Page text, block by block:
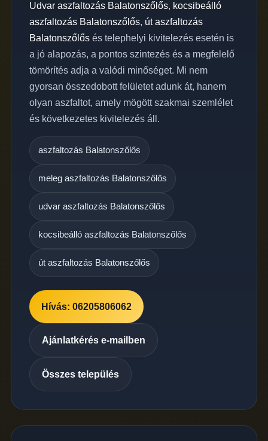
Udvar aszfaltozás Balatonszőlős, kocsibeálló
aszfaltozás Balatonszőlős, út aszfaltozás
Balatonszőlősés telephelyi kivitelezés esetén is
a jó alapozás, a pontos szintezés és a megfelelő
tömörítés adja a valódi minőséget. Mi nem
gyorsan összedobott felületet adunk át, hanem
olyan aszfaltot, amely mögött szakmai szemlélet
és következetes kivitelezés áll.
aszfaltozás Balatonszőlős
meleg aszfaltozás Balatonszőlős
udvar aszfaltozás Balatonszőlős
kocsibeálló aszfaltozás Balatonszőlős
út aszfaltozás Balatonszőlős
Hívás: 06205806062
Ajánlatkérés e-mailben
Összes település